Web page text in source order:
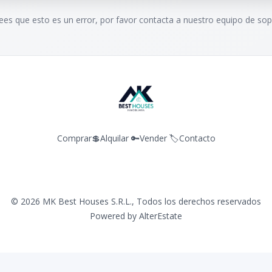
que esto es un error, por favor contacta a nuestro equipo de
Comprar💲Alquilar 🔑Vender 🏷️Contacto
© 2026 MK Best Houses S.R.L., Todos los derechos reservados
Powered by AlterEstate